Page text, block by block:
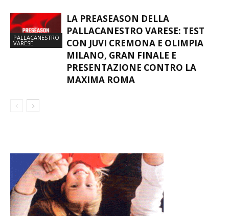
PALLACANESTRO
VARESE
LA PREASEASON DELLA
PALLACANESTRO VARESE: TEST
CON JUVI CREMONA E OLIMPIA
MILANO, GRAN FINALE E
PRESENTAZIONE CONTRO LA
MAXIMA ROMA